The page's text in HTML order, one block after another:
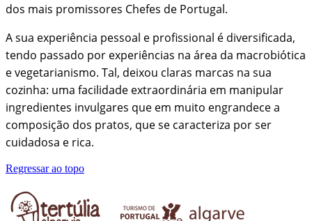
dos mais promissores Chefes de Portugal.
A sua experiência pessoal e profissional é diversificada,
tendo passado por experiências na área da macrobiótica
e vegetarianismo. Tal, deixou claras marcas na sua
cozinha: uma facilidade extraordinária em manipular
ingredientes invulgares que em muito engrandece a
composição dos pratos, que se caracteriza por ser
cuidadosa e rica.
Regressar ao topo